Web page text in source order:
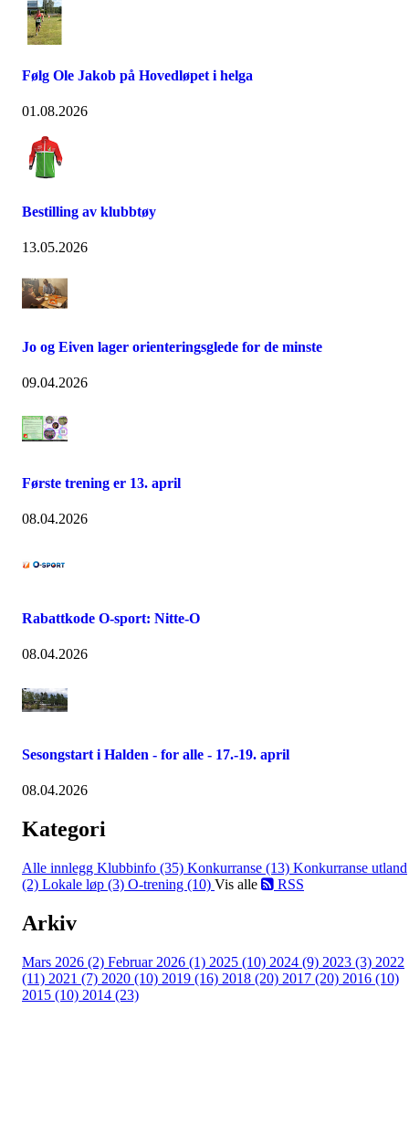
Følg Ole Jakob på Hovedløpet i helga
01.08.2026
Bestilling av klubbtøy
13.05.2026
Jo og Eiven lager orienteringsglede for de minste
09.04.2026
Første trening er 13. april
08.04.2026
Rabattkode O-sport: Nitte-O
08.04.2026
Sesongstart i Halden - for alle - 17.-19. april
08.04.2026
Kategori
Alle innlegg Klubbinfo (35) Konkurranse (13) Konkurranse utland
(2) Lokale løp (3) O-trening (10) Vis alle RSS
Arkiv
Mars 2026 (2) Februar 2026 (1) 2025 (10) 2024 (9) 2023 (3) 2022
(11) 2021 (7) 2020 (10) 2019 (16) 2018 (20) 2017 (20) 2016 (10)
2015 (10) 2014 (23)